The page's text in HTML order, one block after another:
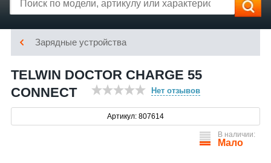
Зарядные устройства
TELWIN DOCTOR CHARGE 55
CONNECT
Нет отзывов
Артикул: 807614
В наличии:
Мало